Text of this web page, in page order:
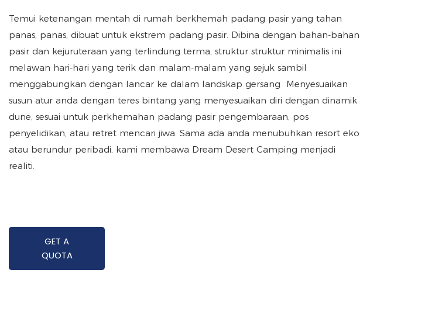
Temui ketenangan mentah di rumah berkhemah padang pasir yang tahan
panas, panas, dibuat untuk ekstrem padang pasir. Dibina dengan bahan-bahan
pasir dan kejuruteraan yang terlindung terma, struktur struktur minimalis ini
melawan hari-hari yang terik dan malam-malam yang sejuk sambil
menggabungkan dengan lancar ke dalam landskap gersang Menyesuaikan
susun atur anda dengan teres bintang yang menyesuaikan diri dengan dinamik
dune, sesuai untuk perkhemahan padang pasir pengembaraan, pos
penyelidikan, atau retret mencari jiwa. Sama ada anda menubuhkan resort eko
atau berundur peribadi, kami membawa Dream Desert Camping menjadi
realiti.
GET A
QUOTA